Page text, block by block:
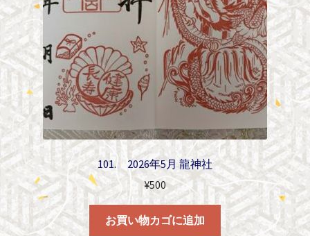
101. 2026年5月 龍神社
¥500
お買い物カゴに追加